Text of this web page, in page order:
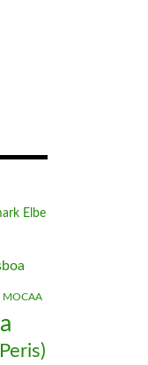
Elbe
MOCAA